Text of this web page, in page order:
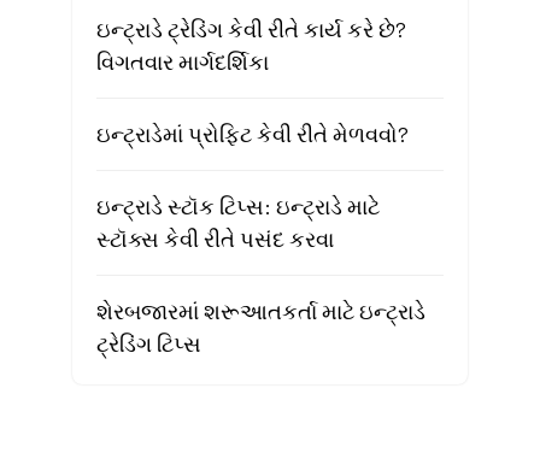
ઇન્ટ્રાડે ટ્રેડિંગ કેવી રીતે કાર્ય કરે છે?
વિગતવાર માર્ગદર્શિકા
ઇન્ટ્રાડેમાં પ્રોફિટ કેવી રીતે મેળવવો?
ઇન્ટ્રાડે સ્ટૉક ટિપ્સ: ઇન્ટ્રાડે માટે
સ્ટૉક્સ કેવી રીતે પસંદ કરવા
શેરબજારમાં શરૂઆતકર્તા માટે ઇન્ટ્રાડે
ટ્રેડિંગ ટિપ્સ